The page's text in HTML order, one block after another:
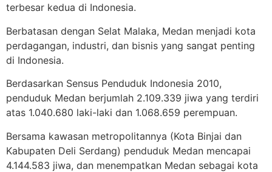
terbesar kedua di Indonesia.
Berbatasan dengan Selat Malaka, Medan menjadi kota
perdagangan, industri, dan bisnis yang sangat penting
di Indonesia.
Berdasarkan Sensus Penduduk Indonesia 2010,
penduduk Medan berjumlah 2.109.339 jiwa yang terdiri
atas 1.040.680 laki-laki dan 1.068.659 perempuan.
Bersama kawasan metropolitannya (Kota Binjai dan
Kabupaten Deli Serdang) penduduk Medan mencapai
4.144.583 jiwa, dan menempatkan Medan sebagai kota